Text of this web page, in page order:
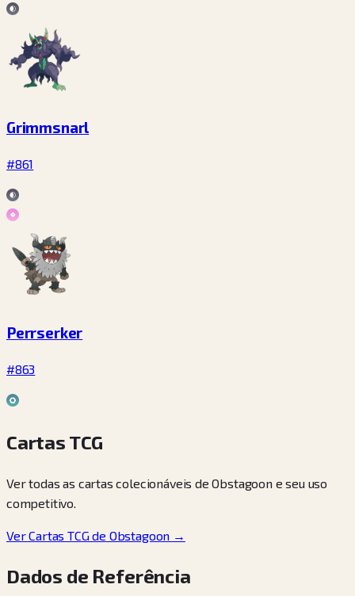
Grimmsnarl
#861
Perrserker
#863
Cartas TCG
Ver todas as cartas colecionáveis de Obstagoon e seu uso
competitivo.
Ver Cartas TCG de Obstagoon →
Dados de Referência